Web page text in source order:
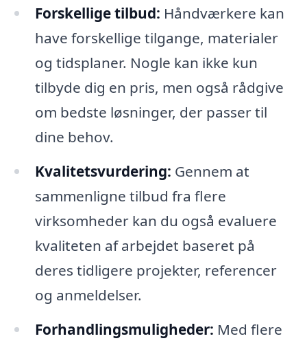
Forskellige tilbud: Håndværkere kan
have forskellige tilgange, materialer
og tidsplaner. Nogle kan ikke kun
tilbyde dig en pris, men også rådgive
om bedste løsninger, der passer til
dine behov.
Kvalitetsvurdering: Gennem at
sammenligne tilbud fra flere
virksomheder kan du også evaluere
kvaliteten af arbejdet baseret på
deres tidligere projekter, referencer
og anmeldelser.
Forhandlingsmuligheder: Med flere